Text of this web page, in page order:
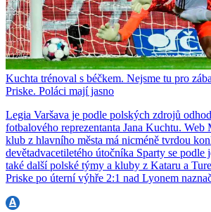
Kuchta trénoval s béčkem. Nejsme tu pro
Priske. Poláci mají jasno
Legia Varšava je podle polských zdrojů
fotbalového reprezentanta Jana Kuchtu.
klub z hlavního města má nicméně tvrdou
devětadvacetiletého útočníka Sparty se
také další polské týmy a kluby z Kataru a
Priske po úterní výhře 2:1 nad Lyonem